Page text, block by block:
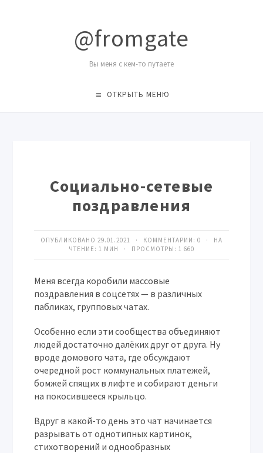
@fromgate
Вы меня с кем-то путаете
ОТКРЫТЬ МЕНЮ
Социально-сетевые
поздравления
ОПУБЛИКОВАНО 29.01.2021 · КОММЕНТАРИИ: 0 · НА
ЧТЕНИЕ: 1 МИН · ПРОСМОТРЫ: 1 660
Меня всегда коробили массовые
поздравления в соцсетях — в различных
пабликах, групповых чатах.
Особенно если эти сообщества объединяют
людей достаточно далёких друг от друга. Ну
вроде домового чата, где обсуждают
очередной рост коммунальных платежей,
бомжей спящих в лифте и собирают деньги
на покосившееся крыльцо.
Вдруг в какой-то день это чат начинается
разрывать от однотипных картинок,
стихотворений и однообразных